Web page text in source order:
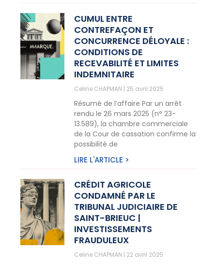
CUMUL ENTRE
CONTREFAÇON ET
CONCURRENCE DÉLOYALE :
CONDITIONS DE
RECEVABILITÉ ET LIMITES
INDEMNITAIRE
Celine CHAPMAN 25 avril 2025
Résumé de l’affaire Par un arrêt
rendu le 26 mars 2025 (n° 23-
13.589), la chambre commerciale
de la Cour de cassation confirme la
possibilité de
LIRE L'ARTICLE >
CRÉDIT AGRICOLE
CONDAMNÉ PAR LE
TRIBUNAL JUDICIAIRE DE
SAINT-BRIEUC |
INVESTISSEMENTS
FRAUDULEUX
Celine CHAPMAN 22 avril 2025